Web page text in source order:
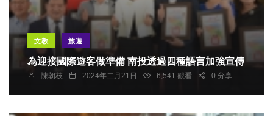
文教 旅遊
為迎接國際遊客做準備 南投透過四種語言加強宣傳
陳朝枝 2024年二月21日 6,541 觀看 0 分享